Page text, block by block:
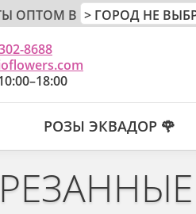
ОПТОМ В
8688
РОЗЫ ЭКВАДОР 🌹